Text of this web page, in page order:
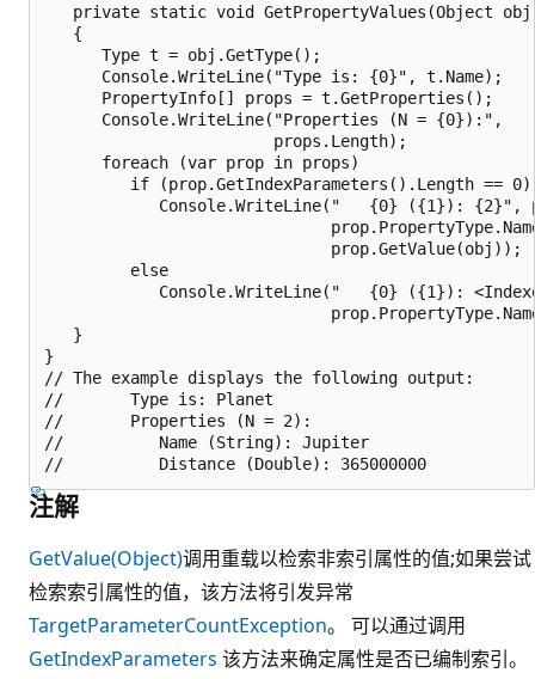
private static void GetPropertyValues(Object
   {
      Type t = obj.GetType();
      Console.WriteLine("Type is: {0}", t.Name);
      PropertyInfo[] props = t.GetProperties();
      Console.WriteLine("Properties (N = {0}):",
                        props.Length);
      foreach (var prop in props)
         if (prop.GetIndexParameters().Length == 0)
Console.WriteLine("   {0} ({1}): {2}",
                              prop.GetValue(obj));
         else
Console.WriteLine("   {0} ({1}):
   }
}
// The example displays the following output:
//       Type is: Planet
//       Properties (N = 2):
//          Name (String): Jupiter
注解
GetValue(Object)调用重载以检索非索引属性的值;如果尝试
检索索引属性的值，该方法将引发异常
TargetParameterCountException。 可以通过调用
GetIndexParameters 该方法来确定属性是否已编制索引。